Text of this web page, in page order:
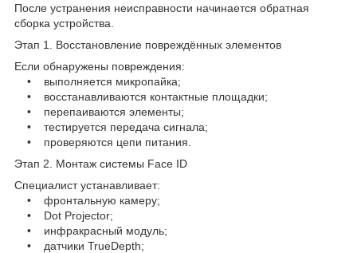
После устранения неисправности начинается обратная
сборка устройства.
Этап 1. Восстановление повреждённых элементов
Если обнаружены повреждения:
• выполняется микропайка;
• восстанавливаются контактные площадки;
• перепаиваются элементы;
• тестируется передача сигнала;
• проверяются цепи питания.
Этап 2. Монтаж системы Face ID
Специалист устанавливает:
• фронтальную камеру;
• Dot Projector;
• инфракрасный модуль;
• датчики TrueDepth;